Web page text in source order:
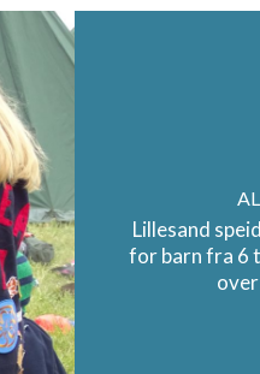
Lillesand
for barn fra 6